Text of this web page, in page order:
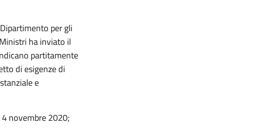
per gli
ha inviato il
partitamente
di esigenze di
e
novembre 2020;